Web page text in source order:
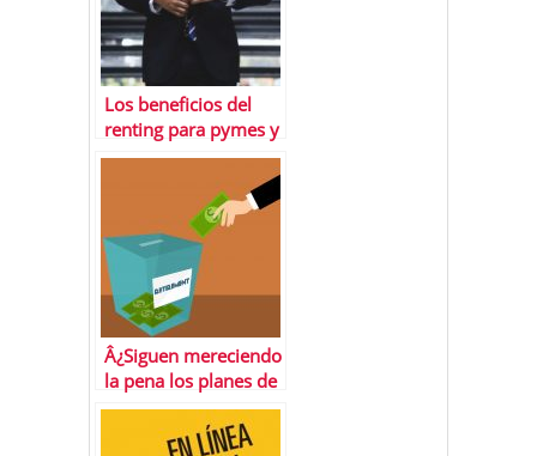
Los beneficios del
renting para pymes y
grandes empresas
Â¿Siguen mereciendo
la pena los planes de
pensiones en 2022?